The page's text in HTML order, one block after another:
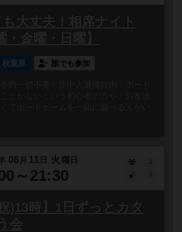
大丈夫！相席ナイト
・金曜・日曜】
秋葉原 誰でも参加
約一切不要！途中入退場自由！ボード
ことがないという初心者の方や、お友達
てボードゲームを一緒に遊べる人がい
08 月 11 日 火 曜日
～21:30
2
)13時】1日ずっとカタ
会